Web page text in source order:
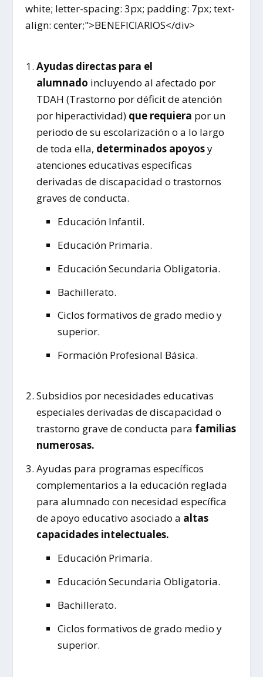
white; letter-spacing: 3px; padding: 7px; text-
align: center;">BENEFICIARIOS</div>
Ayudas directas para el
alumnado incluyendo al afectado por
TDAH (Trastorno por déficit de atención
por hiperactividad) que requiera por un
periodo de su escolarización o a lo largo
de toda ella, determinados apoyosy
atenciones educativas específicas
derivadas de discapacidad o trastornos
graves de conducta.
Educación Infantil.
Educación Primaria.
Educación Secundaria Obligatoria.
Bachillerato.
Ciclos formativos de grado medio y
superior.
Formación Profesional Básica.
Subsidios por necesidades educativas
especiales derivadas de discapacidad o
trastorno grave de conducta para familias
numerosas.
Ayudas para programas específicos
complementarios a la educación reglada
para alumnado con necesidad específica
de apoyo educativo asociado a altas
capacidades intelectuales.
Educación Primaria.
Educación Secundaria Obligatoria.
Bachillerato.
Ciclos formativos de grado medio y
superior.